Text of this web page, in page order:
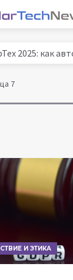
2025: как
7
И ЭТИКА